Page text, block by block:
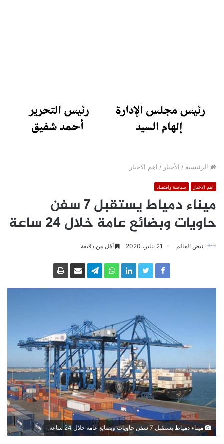
الرئيسية / الأخبار / اهم الاخبار
اهم الاخبار سياسة واقتصاد
ميناء دمياط يستقبل 7 سفن
حاويات وبضائع عامة خلال 24 ساعة
نبض العالم 21 يناير، 2020 أقل من دقيقة
ميناء دمياط يستقبل 7 سفن حاويات وبضائع عامة خلال 24 ساعة